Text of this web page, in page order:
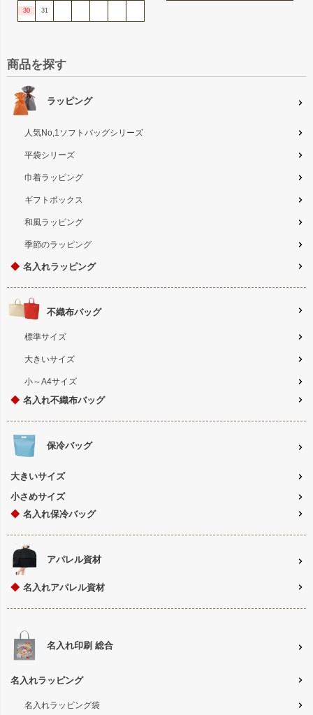
30 31
商品を探す
ラッピング
人気No,1ソフトバッグシリーズ
平袋シリーズ
巾着ラッピング
ギフトボックス
和風ラッピング
季節のラッピング
◆ 名入れラッピング
不織布バッグ
標準サイズ
大きいサイズ
小～A4サイズ
◆ 名入れ不織布バッグ
保冷バッグ
大きいサイズ
小さめサイズ
◆ 名入れ保冷バッグ
アパレル資材
◆ 名入れアパレル資材
名入れ印刷 総合
名入れラッピング
名入れラッピング袋